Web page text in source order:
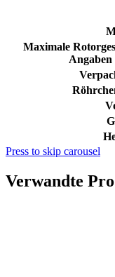
Maximale
Press to skip carousel
Verwandte